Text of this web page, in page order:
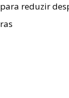
reduzir